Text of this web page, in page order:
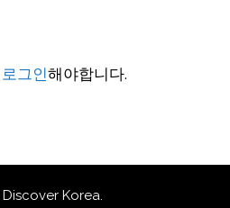
로그인해야합니다.
Korea.